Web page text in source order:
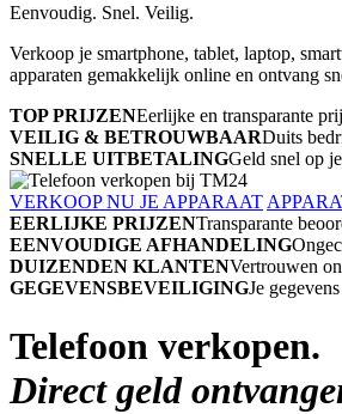
Eenvoudig. Snel. Veilig.
Verkoop je smartphone, tablet, laptop,
apparaten gemakkelijk online en ontvang
TOP PRIJZENEerlijke en transparante
VEILIG & BETROUWBAARDuits
SNELLE UITBETALINGGeld snel op
VERKOOP NU JE APPARAAT
EERLIJKE PRIJZENTransparante
EENVOUDIGE AFHANDELING
DUIZENDEN KLANTENVertrouwen
GEGEVENSBEVEILIGINGJe
Telefoon verkopen.
Direct geld